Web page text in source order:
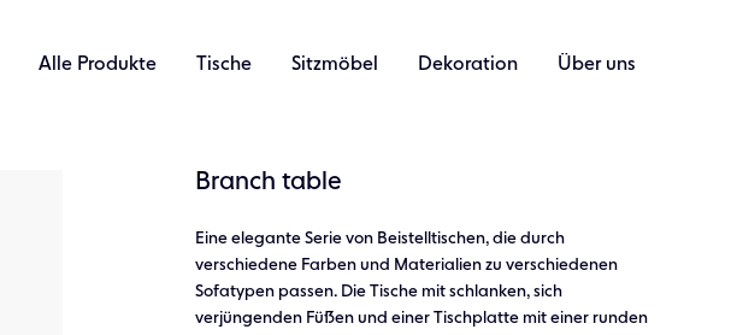
Alle Produkte Tische Sitzmöbel Dekoration Über uns
Branch table
Eine elegante Serie von Beistelltischen, die durch
verschiedene Farben und Materialien zu verschiedenen
Sofatypen passen. Die Tische mit schlanken, sich
verjüngenden Füßen und einer Tischplatte mit einer runden